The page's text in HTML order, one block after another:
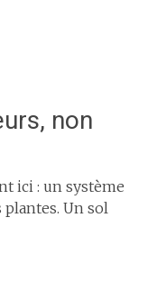
non
ici : un système
Un sol